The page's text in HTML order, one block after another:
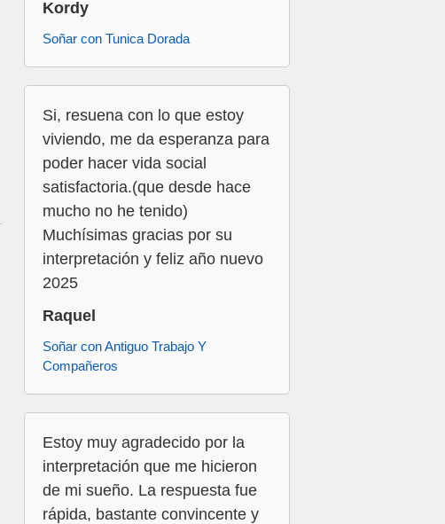
Kordy
Soñar con Tunica Dorada
Si, resuena con lo que estoy
viviendo, me da esperanza para
poder hacer vida social
satisfactoria.(que desde hace
mucho no he tenido)
Muchísimas gracias por su
interpretación y feliz año nuevo
2025
Raquel
Soñar con Antiguo Trabajo Y
Compañeros
Estoy muy agradecido por la
interpretación que me hicieron
de mi sueño. La respuesta fue
rápida, bastante convincente y